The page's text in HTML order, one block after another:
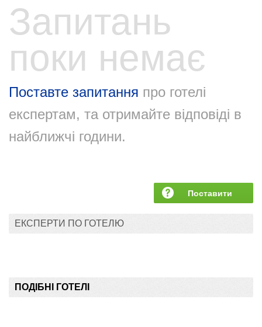
Запитань
поки немає
Поставте запитання про готелі
експертам, та отримайте відповіді в
найближчі години.
Поставити
ЕКСПЕРТИ ПО ГОТЕЛЮ
ПОДІБНІ ГОТЕЛІ